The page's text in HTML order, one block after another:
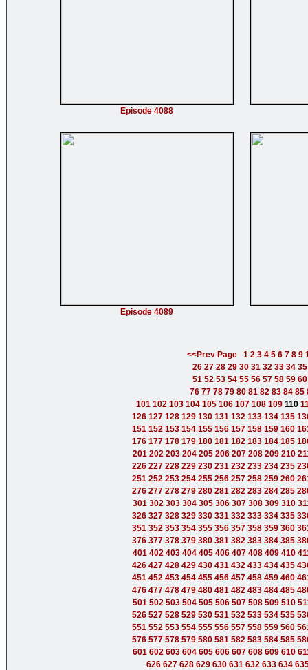
Episode 4088
Episode 4089
<<Prev Page 1 2 3 4 5 6 7 8 9
26 27 28 29 30 31 32 33 34 35
51 52 53 54 55 56 57 58 59 60
76 77 78 79 80 81 82 83 84 85
101 102 103 104 105 106 107 108 109110
126 127 128 129 130 131 132 133 134 135
151 152 153 154 155 156 157 158 159 160
176 177 178 179 180 181 182 183 184 185
201 202 203 204 205 206 207 208 209 210
226 227 228 229 230 231 232 233 234 235
251 252 253 254 255 256 257 258 259 260
276 277 278 279 280 281 282 283 284 285
301 302 303 304 305 306 307 308 309 310
326 327 328 329 330 331 332 333 334 335
351 352 353 354 355 356 357 358 359 360
376 377 378 379 380 381 382 383 384 385
401 402 403 404 405 406 407 408 409 410
426 427 428 429 430 431 432 433 434 435
451 452 453 454 455 456 457 458 459 460
476 477 478 479 480 481 482 483 484 485
501 502 503 504 505 506 507 508 509 510
526 527 528 529 530 531 532 533 534 535
551 552 553 554 555 556 557 558 559 560
576 577 578 579 580 581 582 583 584 585
601 602 603 604 605 606 607 608 609 610
626 627 628 629 630 631 632 633 634